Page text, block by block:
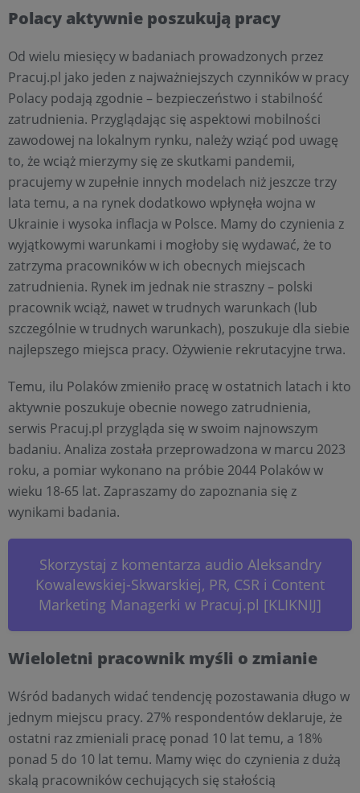
Polacy aktywnie poszukują pracy
Od wielu miesięcy w badaniach prowadzonych przez
Pracuj.pl jako jeden z najważniejszych czynników w pracy
Polacy podają zgodnie – bezpieczeństwo i stabilność
zatrudnienia. Przyglądając się aspektowi mobilności
zawodowej na lokalnym rynku, należy wziąć pod uwagę
to, że wciąż mierzymy się ze skutkami pandemii,
pracujemy w zupełnie innych modelach niż jeszcze trzy
lata temu, a na rynek dodatkowo wpłynęła wojna w
Ukrainie i wysoka inflacja w Polsce. Mamy do czynienia z
wyjątkowymi warunkami i mogłoby się wydawać, że to
zatrzyma pracowników w ich obecnych miejscach
zatrudnienia. Rynek im jednak nie straszny – polski
pracownik wciąż, nawet w trudnych warunkach (lub
szczególnie w trudnych warunkach), poszukuje dla siebie
najlepszego miejsca pracy. Ożywienie rekrutacyjne trwa. ​
Temu, ilu Polaków zmieniło pracę w ostatnich latach i kto
aktywnie poszukuje obecnie nowego zatrudnienia,
serwis Pracuj.pl przygląda się w swoim najnowszym
badaniu. Analiza została przeprowadzona w marcu 2023
roku, a pomiar wykonano na próbie 2044 Polaków w
wieku 18-65 lat. Zapraszamy do zapoznania się z
wynikami badania.
Skorzystaj z komentarza audio Aleksandry
Kowalewskiej-Skwarskiej, PR, CSR i Content
Marketing Managerki w Pracuj.pl [KLIKNIJ]
Wieloletni pracownik myśli o zmianie
Wśród badanych widać tendencję pozostawania długo w
jednym miejscu pracy. 27% respondentów deklaruje, że
ostatni raz zmieniali pracę ponad 10 lat temu, a 18%
ponad 5 do 10 lat temu. Mamy więc do czynienia z dużą
skalą pracowników cechujących się stałością